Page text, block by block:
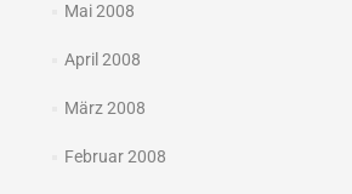
Mai 2008
April 2008
März 2008
Februar 2008